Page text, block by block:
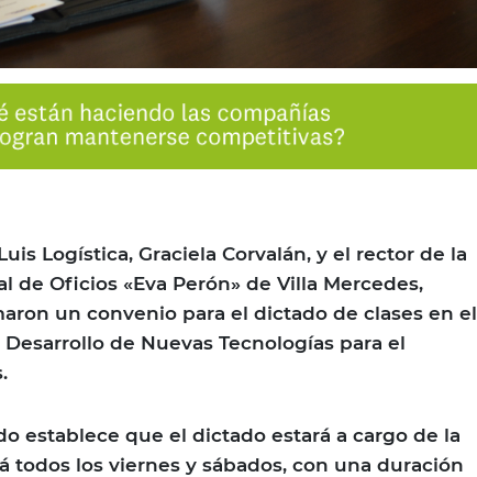
Logística, Graciela Corvalán, y el rector de la
de Oficios «Eva Perón» de Villa Mercedes,
un convenio para el dictado de clases en el
de Nuevas Tecnologías para el
establece que el dictado estará a cargo de la
todos los viernes y sábados, con una duración